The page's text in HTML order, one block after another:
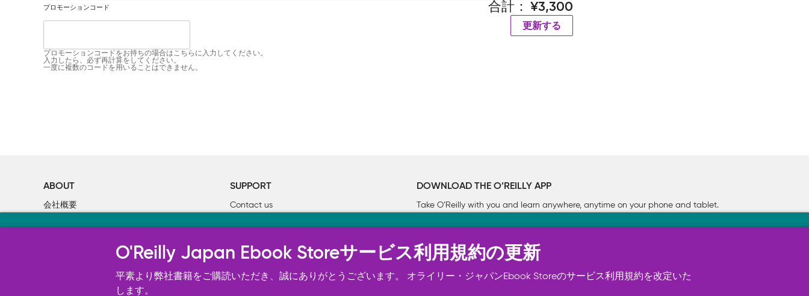
プロモーションコード
プロモーションコードをお持ちの場合はこちらに入力してください。
入力したら、必ず再計算をしてください。
一度に複数のコードを用いることはできません。
合計 3,300
更新する
ABOUT
会社概要
SUPPORT
Contact us
DOWNLOAD THE O’REILLY APP
Take O’Reilly with you and learn anywhere, anytime on your phone and tablet.
オライリー・ジャパンのWeb サイトは正常に機能するためにいくつかの Cookie を必要とします（必須）。 このほか、サイト使用状
況の分析、ユーザー・エクスペリエンスの向上、広告宣伝のために、お客様の同意を得て、その他の Cookie を使用することがありま
す。 詳細については
O'Reilly Japan Ebook Storeサービス利用規約の更新
平素より弊社書籍をご購読いただき、誠にありがとうございます。 オライリー・ジャパンEbook Storeのサービス利用規約を改定いた
します。